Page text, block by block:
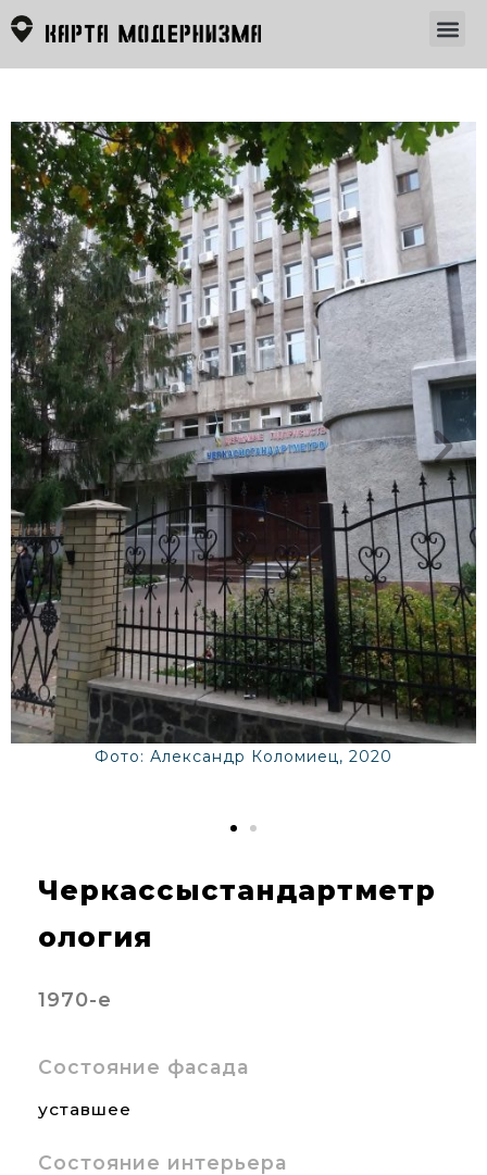
Фото: Александр Коломиец, 2020
Черкассыстандартметр
ология
1970-е
Состояние фасада
уставшее
Состояние интерьера